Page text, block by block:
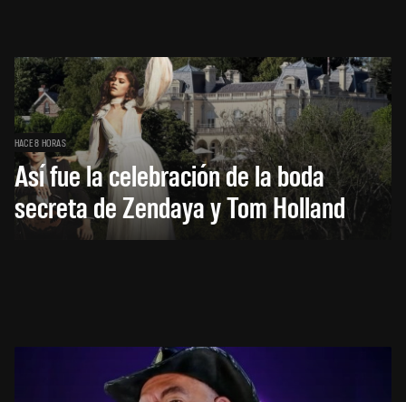
HACE 8 HORAS
Así fue la celebración de la boda
secreta de Zendaya y Tom Holland